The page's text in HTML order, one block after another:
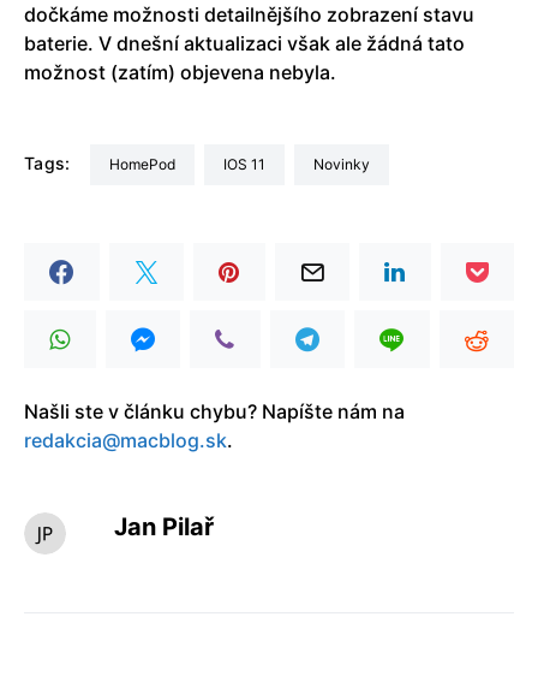
dočkáme možnosti detailnějšího zobrazení stavu
baterie. V dnešní aktualizaci však ale žádná tato
možnost (zatím) objevena nebyla.
Tags: HomePod iOS 11 Novinky
Našli ste v článku chybu? Napíšte nám na
redakcia@macblog.sk.
Jan Pilař